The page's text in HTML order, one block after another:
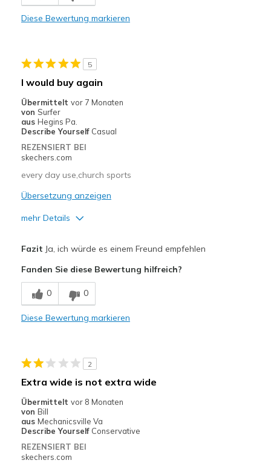
Diese Bewertung markieren
5
I would buy again
Übermittelt vor 7 Monaten
von Surfer
aus Hegins Pa.
Describe Yourself Casual
REZENSIERT BEI
skechers.com
every day use,church sports
Übersetzung anzeigen
mehr Details
Comfortable
Geeignete Verwendung
Casual Wear
View On Shoes
Shoes are for Wearing
Fazit Ja, ich würde es einem Freund empfehlen
Fanden Sie diese Bewertung hilfreich?
0 0
Diese Bewertung markieren
2
Extra wide is not extra wide
Übermittelt vor 8 Monaten
von Bill
aus Mechanicsville Va
Describe Yourself Conservative
REZENSIERT BEI
skechers.com